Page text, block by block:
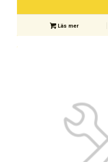
Läs mer